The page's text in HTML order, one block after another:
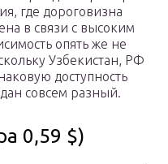
где дороговизна
в связи с высоким
опять же не
Узбекистан, РФ
доступность
совсем разный.
0,59 $)